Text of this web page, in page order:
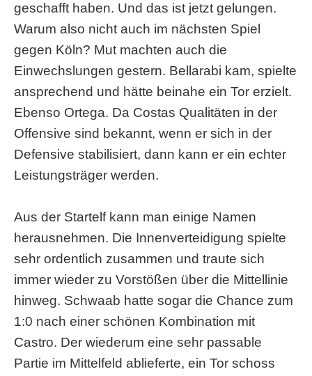
geschafft haben. Und das ist jetzt gelungen.
Warum also nicht auch im nächsten Spiel
gegen Köln? Mut machten auch die
Einwechslungen gestern. Bellarabi kam, spielte
ansprechend und hätte beinahe ein Tor erzielt.
Ebenso Ortega. Da Costas Qualitäten in der
Offensive sind bekannt, wenn er sich in der
Defensive stabilisiert, dann kann er ein echter
Leistungsträger werden.
Aus der Startelf kann man einige Namen
herausnehmen. Die Innenverteidigung spielte
sehr ordentlich zusammen und traute sich
immer wieder zu Vorstößen über die Mittellinie
hinweg. Schwaab hatte sogar die Chance zum
1:0 nach einer schönen Kombination mit
Castro. Der wiederum eine sehr passable
Partie im Mittelfeld ablieferte, ein Tor schoss